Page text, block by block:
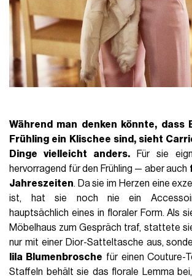
Während man denken könnte, dass
Frühling ein Klischee sind, sieht
Dinge vielleicht anders. Für sie
hervorragend für den Frühling — aber auch
Jahreszeiten. Da sie im Herzen eine
ist, hat sie noch nie ein
hauptsächlich eines in floraler Form. Als
Möbelhaus zum Gespräch traf, stattete
nur mit einer Dior-Satteltasche aus,
lila Blumenbrosche für einen Couture-
Staffeln behält sie das florale Lemma